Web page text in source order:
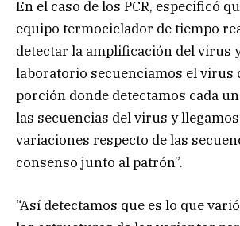
En el caso de los PCR, especificó
equipo termociclador de tiempo
detectar la amplificación del virus
laboratorio secuenciamos el virus
porción donde detectamos cada
las secuencias del virus y
variaciones respecto de las
consenso junto al patrón”.
“Así detectamos que es lo que